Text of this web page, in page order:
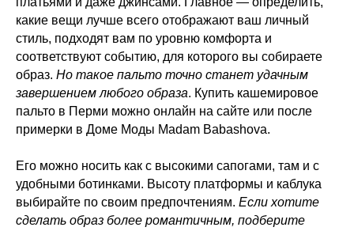
какие вещи лучше всего отображают ваш личный
стиль, подходят вам по уровню комфорта и
соответствуют событию, для которого вы собираете
образ. Но такое пальто точно станет удачным
завершением любого образа. Купить кашемировое
пальто в Перми можно онлайн на сайте или после
примерки в Доме Моды Madam Babashova.
Его можно носить как с высокими сапогами, там и с
удобными ботинками. Высоту платформы и каблука
выбирайте по своим предпочтениям. Если хотите
сделать образ более романтичным, подберите